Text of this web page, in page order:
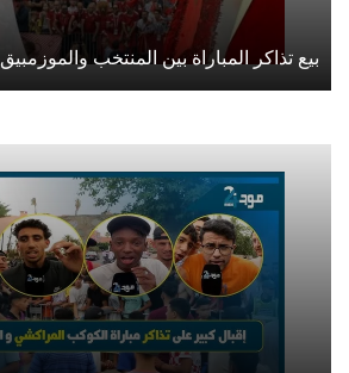
بيع تذاكر المباراة بين المنتخب والموزمبيق